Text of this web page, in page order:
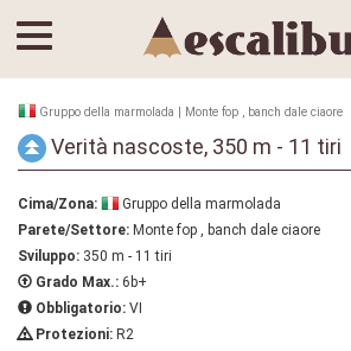
Gruppo della marmolada | Monte fop , banch dale ciaore
Verità nascoste, 350 m - 11 tiri
Cima/Zona:
Gruppo della marmolada
Parete/Settore: Monte fop , banch dale ciaore
Sviluppo: 350 m - 11 tiri
Grado Max.: 6b+
Obbligatorio: VI
Protezioni: R2